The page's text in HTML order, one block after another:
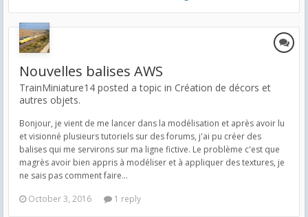
Nouvelles balises AWS
TrainMiniature14 posted a topic in Création de décors et
autres objets.
Bonjour, je vient de me lancer dans la modélisation et après avoir lu
et visionné plusieurs tutoriels sur des forums, j'ai pu créer des
balises qui me servirons sur ma ligne fictive. Le problème c'est que
magrès avoir bien appris à modéliser et à appliquer des textures, je
ne sais pas comment faire...
October 3, 2016
1 reply